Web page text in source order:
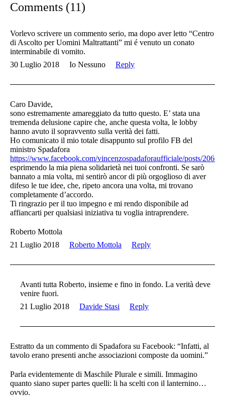
Comments (11)
Vorlevo scrivere un commento serio, ma dopo aver letto “Centro
di Ascolto per Uomini Maltrattanti” mi é venuto un conato
interminabile di vomito.
30 Luglio 2018
Io Nessuno Reply
Caro Davide,
sono estremamente amareggiato da tutto questo. E’ stata una
tremenda delusione capire che, anche questa volta, le lobby
hanno avuto il sopravvento sulla verità dei fatti.
Ho comunicato il mio totale disappunto sul profilo FB del
ministro Spadafora
https://www.facebook.com/vincenzospadaforaufficiale/posts/
esprimendo la mia piena solidarietà nei tuoi confronti. Se sarò
bannato a mia volta, mi sentirò ancor di più orgoglioso di aver
difeso le tue idee, che, ripeto ancora una volta, mi trovano
completamente d’accordo.
Ti ringrazio per il tuo impegno e mi rendo disponibile ad
affiancarti per qualsiasi iniziativa tu voglia intraprendere.
Roberto Mottola
21 Luglio 2018
Roberto Mottola Reply
Avanti tutta Roberto, insieme e fino in fondo. La verità deve
venire fuori.
21 Luglio 2018
Davide Stasi Reply
Estratto da un commento di Spadafora su Facebook: “Infatti, al
tavolo erano presenti anche associazioni composte da uomini.”
Parla evidentemente di Maschile Plurale e simili. Immagino
quanto siano super partes quelli: li ha scelti con il lanternino…
ovvio.